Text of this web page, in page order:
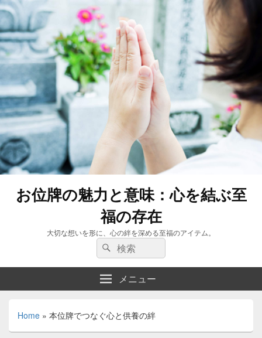
お位牌の魅力と意味：心を結ぶ至
福の存在
大切な想いを形に、心の絆を深める至福のアイテム。
検
索:
検
索
メニュー
Home » 本位牌でつなぐ心と供養の絆